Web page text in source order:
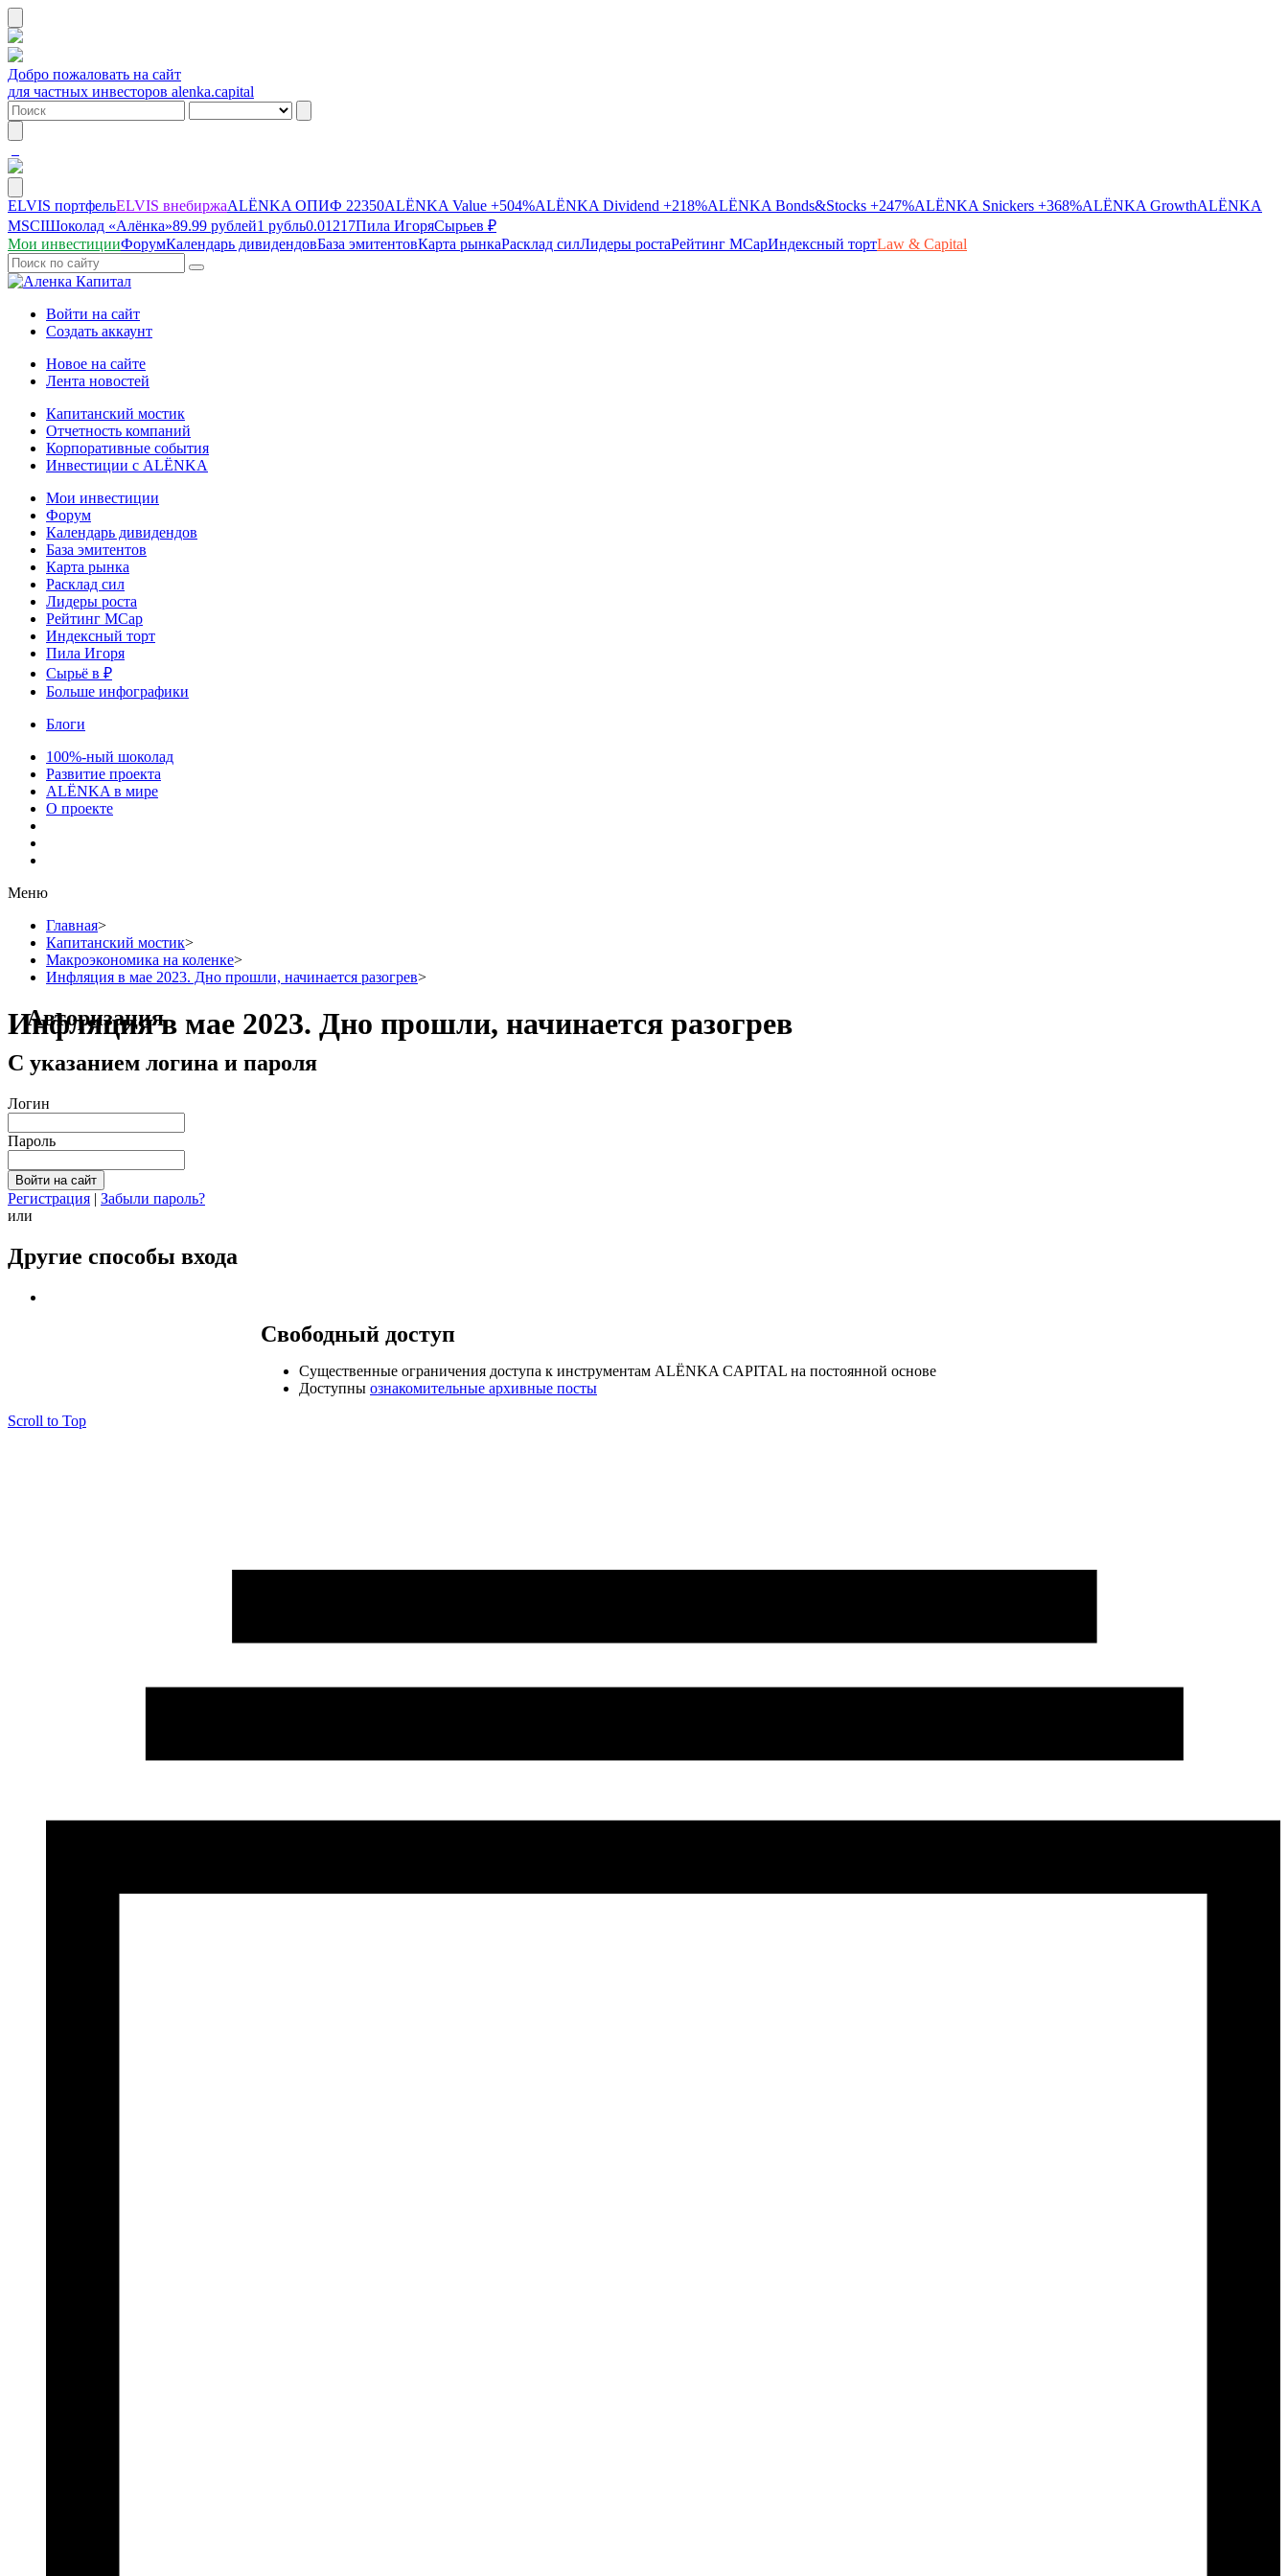
Добро пожаловать на сайт
для частных инвесторов alenka.capital
ELVIS портфельELVIS внебиржаALЁNKA ОПИФ 22350ALЁNKA Value +504%ALЁNKA Dividend +218%ALЁNKA Bonds&Stocks +247%ALЁNKA Snickers +368%ALЁNKA GrowthALЁNKA
MSCIШоколад «Алёнка»89.99 рублей1 рубль0.01217Пила ИгоряСырьев ₽
Мои инвестицииФорумКалендарь дивидендовБаза эмитентовКарта рынкаРасклад силЛидеры ростаРейтинг MCapИндексный тортLaw & Capital
Войти на сайт
Создать аккаунт
Новое на сайте
Лента новостей
Капитанский мостик
Отчетность компаний
Корпоративные события
Инвестиции с ALЁNKA
Мои инвестиции
Форум
Календарь дивидендов
База эмитентов
Карта рынка
Расклад сил
Лидеры роста
Рейтинг MCap
Индексный торт
Пила Игоря
Сырьё в ₽
Больше инфографики
Блоги
100%-ный шоколад
Развитие проекта
ALЁNKA в мире
О проекте
Меню
Главная>
Капитанский мостик>
Макроэкономика на коленке>
Инфляция в мае 2023. Дно прошли, начинается разогрев>
Инфляция в мае 2023. Дно прошли, начинается разогрев
Авторизация
С указанием логина и пароля
Логин
Пароль
Регистрация | Забыли пароль?
или
Другие способы входа
Свободный доступ
Cущественные ограничения доступа к инструментам ALЁNKA CAPITAL на постоянной основе
Доступны ознакомительные архивные посты
Scroll to Top